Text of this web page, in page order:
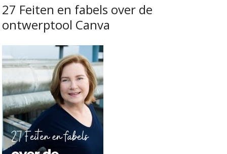
27 Feiten en fabels over de
ontwerptool Canva